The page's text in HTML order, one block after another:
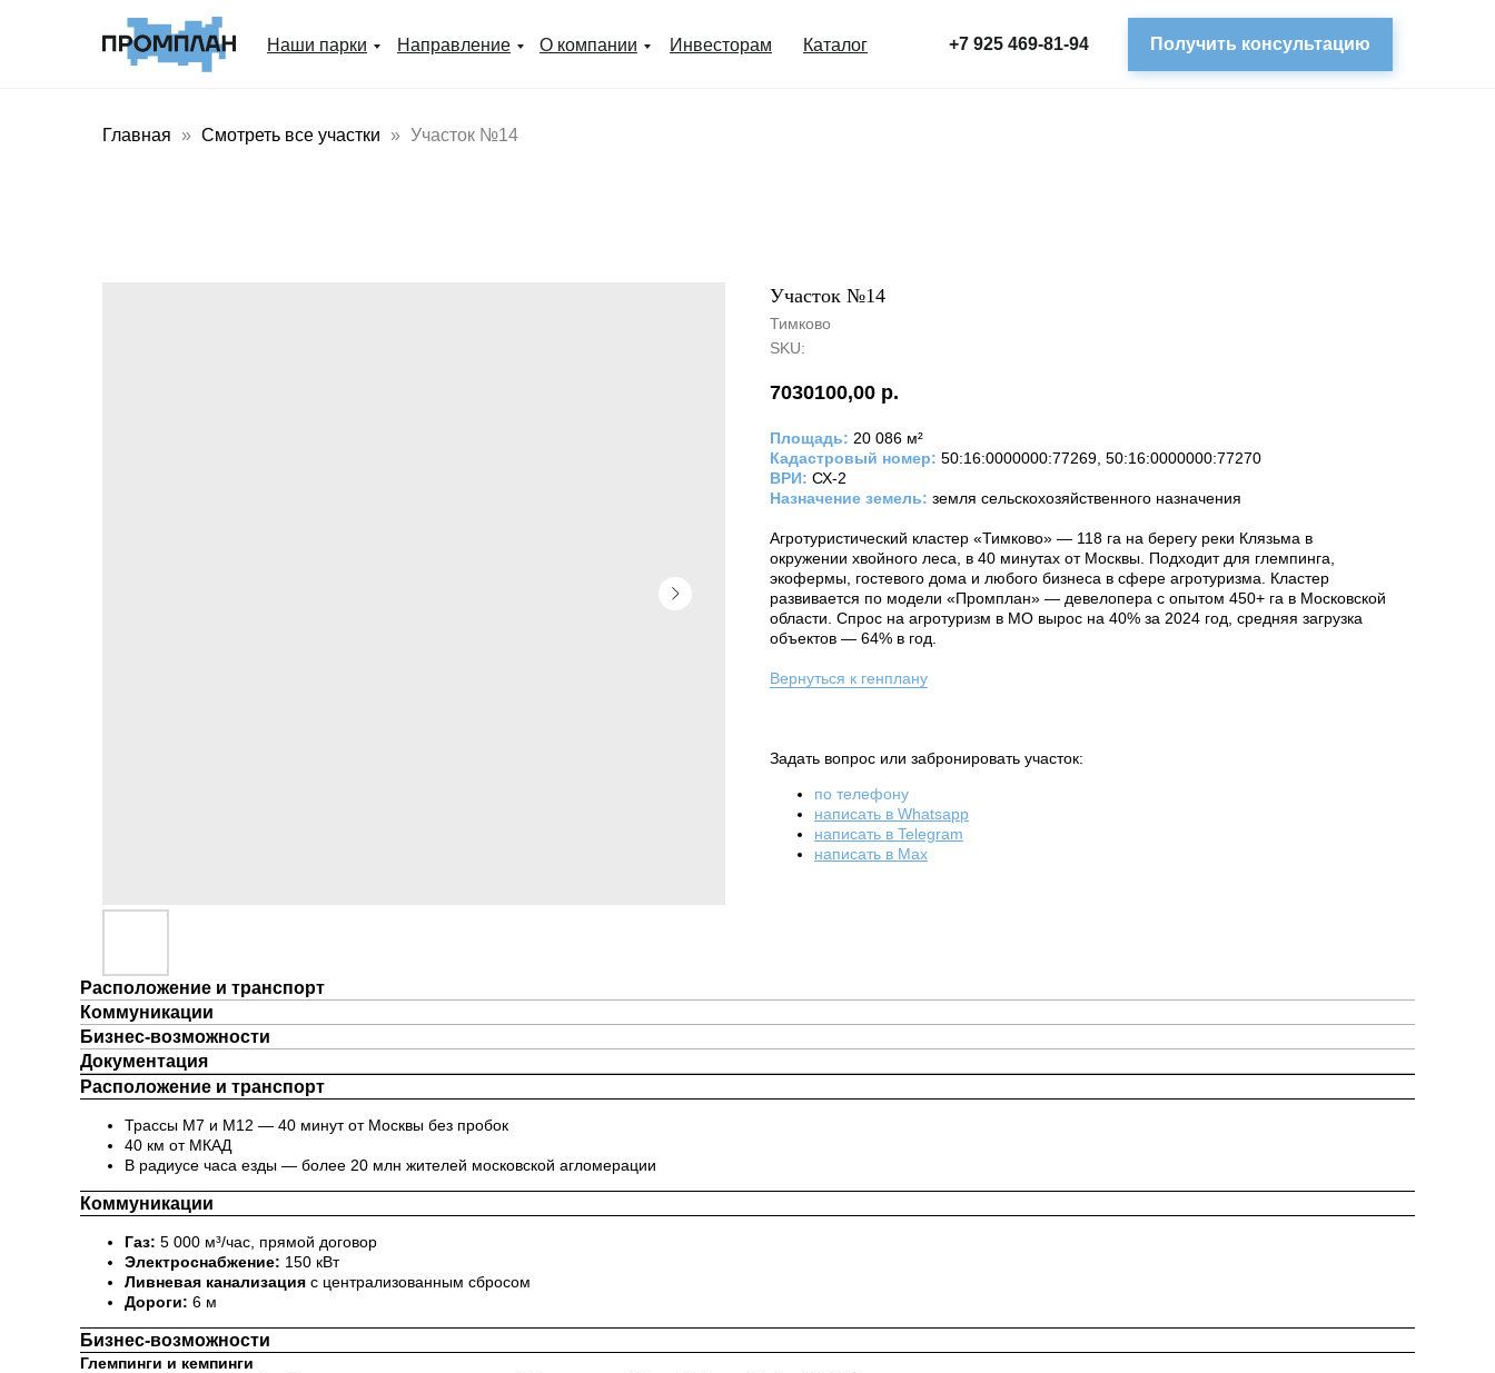
Получить консультацию
Инвесторам Каталог
О компании
Направление
Наши парки +7 925 469-81-94
Главная Смотреть все участки Участок №14
Участок №14
Тимково
SKU:
7030100,00 р.
Площадь: 20 086 м²
Кадастровый номер: 50:16:0000000:77269, 50:16:0000000:77270
ВРИ: СХ-2
Назначение земель: земля сельскохозяйственного назначения
Агротуристический кластер «Тимково» — 118 га на берегу реки Клязьма в
окружении хвойного леса, в 40 минутах от Москвы. Подходит для глемпинга,
экофермы, гостевого дома и любого бизнеса в сфере агротуризма. Кластер
развивается по модели «Промплан» — девелопера с опытом 450+ га в Московской
области. Спрос на агротуризм в МО вырос на 40% за 2024 год, средняя загрузка
объектов — 64% в год.
Вернуться к генплану
Задать вопрос или забронировать участок:
по телефону
написать в Whatsapp
написать в Telegram
написать в Max
Расположение и транспорт
Коммуникации
Бизнес-возможности
Документация
Расположение и транспорт
Трассы М7 и М12 — 40 минут от Москвы без пробок
40 км от МКАД
В радиусе часа езды — более 20 млн жителей московской агломерации
Коммуникации
Газ: 5 000 м³/час, прямой договор
Электроснабжение: 150 кВт
Ливневая канализация с централизованным сбросом
Дороги: 6 м
Бизнес-возможности
Глемпинги и кемпинги